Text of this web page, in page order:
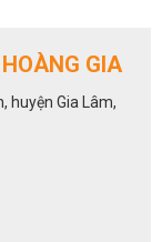
nhất
trong những vật
nhiên, để có được
phong cách và
cần lưu ý khi lựa
GIA
huyện Gia Lâm,